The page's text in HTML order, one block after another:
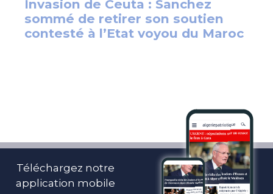
Téléchargez notre
application mobile